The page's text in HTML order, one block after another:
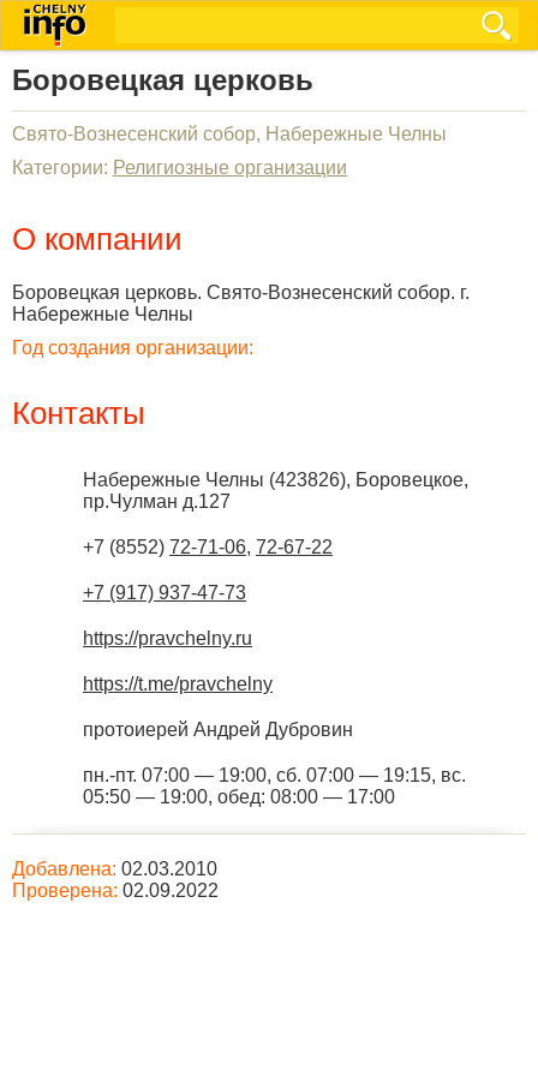
Боровецкая церковь
Свято-Вознесенский собор, Набережные Челны
Категории: Религиозные организации
О компании
Боровецкая церковь. Свято-Вознесенский собор. г.
Набережные Челны
Год создания организации:
Контакты
Набережные Челны (423826), Боровецкое,
пр.Чулман д.127
+7 (8552) 72-71-06, 72-67-22
+7 (917) 937-47-73
https://pravchelny.ru
https://t.me/pravchelny
протоиерей Андрей Дубровин
пн.-пт. 07:00 — 19:00, сб. 07:00 — 19:15, вс.
05:50 — 19:00, обед: 08:00 — 17:00
Добавлена: 02.03.2010
Проверена: 02.09.2022